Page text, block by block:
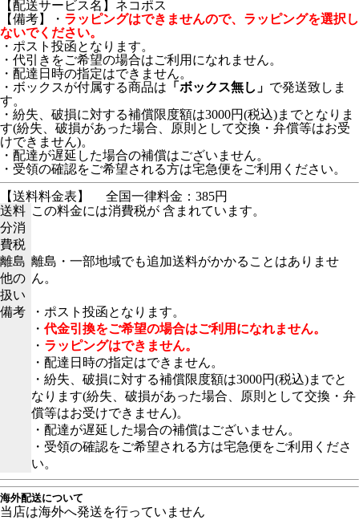
【配送サービス名】ネコポス
【備考】・ ラッピングはできませんので、ラッピングを選択し
ないでください。
・ポスト投函となります。
・代引きをご希望の場合はご利用になれません。
・配達日時の指定はできません。
・ボックスが付属する商品は 「ボックス無し」 で発送致しま
す。
・紛失、破損に対する補償限度額は3000円(税込)までとなりま
す(紛失、破損があった場合、原則として交換・弁償等はお受
けできません)。
・配達が遅延した場合の補償はございません。
・受領の確認をご希望される方は宅急便をご利用ください。
【送料料金表】
全国一律料金：385円
送料
分消
費税
この料金には消費税が 含まれています。
離島
他の
扱い
離島・一部地域でも追加送料がかかることはありませ
ん。
備考
・ポスト投函となります。
・代金引換をご希望の場合はご利用になれません。
・ ラッピングはできません。
・配達日時の指定はできません。
・紛失、破損に対する補償限度額は3000円(税込)までと
なります(紛失、破損があった場合、原則として交換・弁
償等はお受けできません)。
・配達が遅延した場合の補償はございません。
・受領の確認をご希望される方は宅急便をご利用くださ
い。
海外配送について
当店は海外へ発送を行っていません